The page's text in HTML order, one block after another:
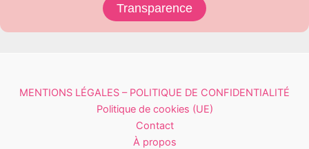
Transparence
MENTIONS LÉGALES – POLITIQUE DE CONFIDENTIALITÉ
Politique de cookies (UE)
Contact
À propos